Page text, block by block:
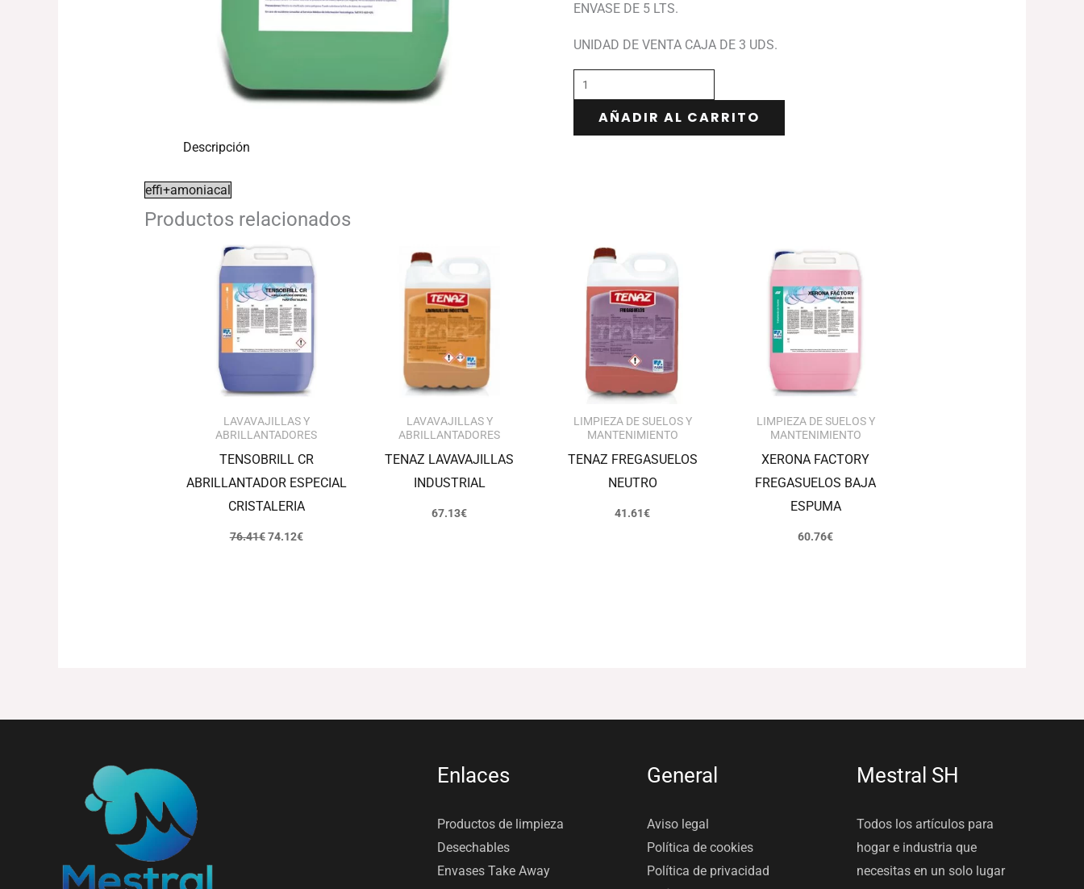
ENVASE DE 5 LTS.
UNIDAD DE VENTA CAJA DE 3 UDS.
AÑADIR AL CARRITO
Descripción
effi+amoniacal
Productos relacionados
LAVAVAJILLAS Y
ABRILLANTADORES
TENSOBRILL CR
ABRILLANTADOR ESPECIAL
CRISTALERIA
76.41€
precio
era:
76.41€.
74.12€
precio
actual
es:
74.12€.
LAVAVAJILLAS Y
ABRILLANTADORES
TENAZ LAVAVAJILLAS
INDUSTRIAL
67.13€
LIMPIEZA DE SUELOS Y
MANTENIMIENTO
TENAZ FREGASUELOS
NEUTRO
41.61€
LIMPIEZA DE SUELOS Y
MANTENIMIENTO
XERONA FACTORY
FREGASUELOS BAJA
ESPUMA
60.76€
Enlaces
Productos de limpieza
Desechables
Envases Take Away
General
Aviso legal
Política de cookies
Política de privacidad
Mestral SH
Todos los artículos para
hogar e industria que
necesitas en un solo lugar